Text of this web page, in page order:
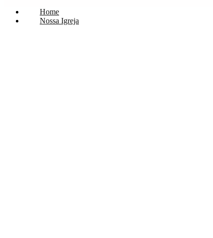
Home
Nossa Igreja